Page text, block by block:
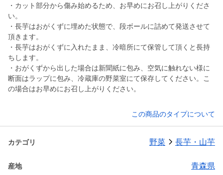
・カット部分から傷み始めるため、お早めにお召し上がりくださ
い。
・長芋はおがくずに埋めた状態で、段ボールに詰めて発送させて
頂きます。
・長芋はおがくずに入れたまま、冷暗所にて保管して頂くと長持
ちします。
・おがくずから出した場合は新聞紙に包み、空気に触れない様に
断面はラップに包み、冷蔵庫の野菜室にて保存してください。こ
の場合はお早めにお召し上がりください。
この商品のタイプについて
カテゴリ 野菜 長芋・山芋
産地 青森県